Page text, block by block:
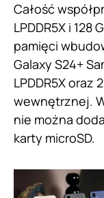
Całość
LPDDR5X i 128
pamięci
Galaxy S24+
LPDDR5X oraz
wewnętrznej.
nie można
karty microSD.